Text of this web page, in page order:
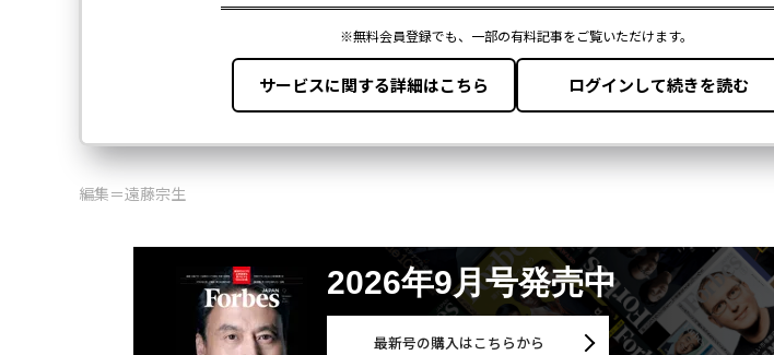
編集＝遠藤宗生
2026年9月号発売中
最新号の購入はこちらから